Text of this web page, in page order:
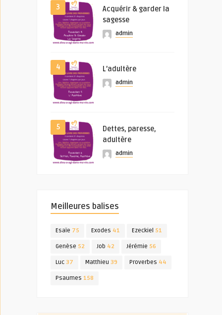
3
Acquérir & garder la
sagesse
admin
4 L’adultère
admin
5
Dettes, paresse,
adultère
admin
Meilleures balises
Esaïe 75 Exodes 41 Ezeckiel 51
Genèse 52 Job 42 Jérémie 56
Luc 37 Matthieu 39 Proverbes 44
Psaumes 158